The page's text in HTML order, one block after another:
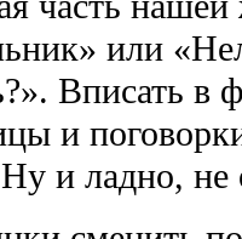
или
Вписать в
и
и ладно, не